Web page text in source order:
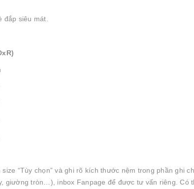
đắp siêu mát.
“Tùy chọn” và ghi rõ kích thước nệm trong phần ghi
giường tròn…), inbox Fanpage để được tư vấn riêng. Có